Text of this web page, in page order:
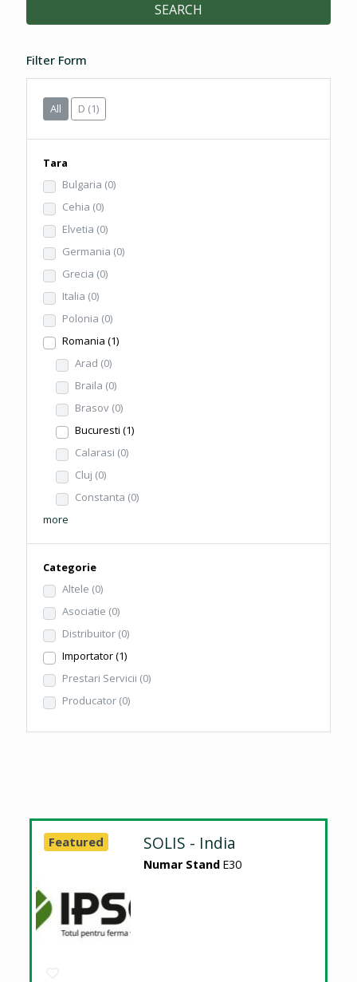
SEARCH
Filter Form
All D (1)
Tara
Bulgaria (0)
Cehia (0)
Elvetia (0)
Germania (0)
Grecia (0)
Italia (0)
Polonia (0)
Romania (1)
Arad (0)
Braila (0)
Brasov (0)
Bucuresti (1)
Calarasi (0)
Cluj (0)
Constanta (0)
more
Categorie
Altele (0)
Asociatie (0)
Distribuitor (0)
Importator(1)
Prestari Servicii (0)
Producator (0)
SOLIS - India
Numar Stand E30
Featured